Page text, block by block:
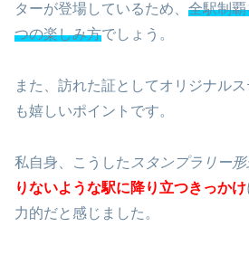
ターが登場しているため、 全駅制
つの楽しみ方でしょう。
また、訪れた証としてオリジナル
も嬉しいポイントです。
私自身、こうした スタンプラリー
りないような駅に降り立つきっかけ
力的だと感じました。